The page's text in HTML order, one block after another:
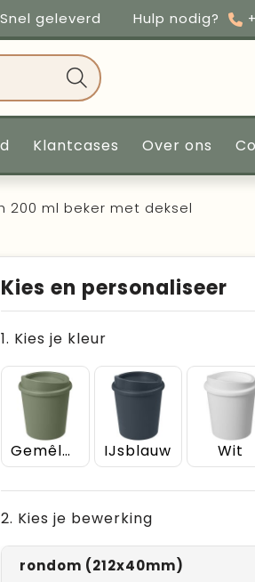
Snel geleverd Hulp nodig?
Klantcases Over ons
200 ml beker met deksel
Kies en personaliseer
1. Kies je kleur
Gemêleerd groen IJsblauw Wit
2. Kies je bewerking
rondom (212x40mm)